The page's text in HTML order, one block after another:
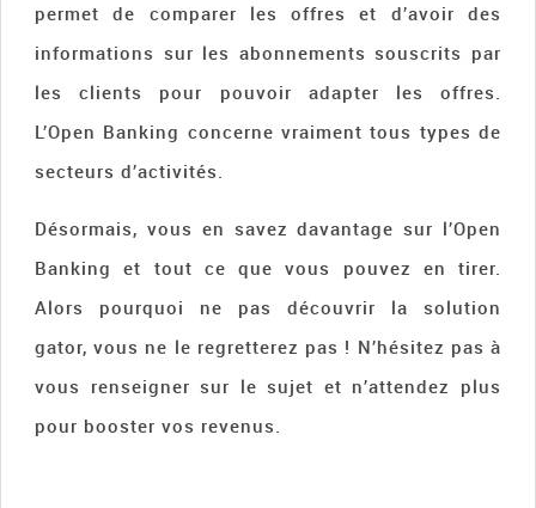
permet de comparer les offres et d’avoir des
informations sur les abonnements souscrits par
les clients pour pouvoir adapter les offres.
L’Open Banking concerne vraiment tous types de
secteurs d’activités.
Désormais, vous en savez davantage sur l’Open
Banking et tout ce que vous pouvez en tirer.
Alors pourquoi ne pas découvrir la solution
gator, vous ne le regretterez pas ! N’hésitez pas à
vous renseigner sur le sujet et n’attendez plus
pour booster vos revenus.